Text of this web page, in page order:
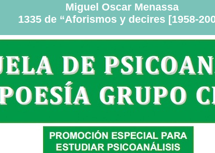
Miguel Oscar Menassa
1335 de “Aforismos y decires [1958-